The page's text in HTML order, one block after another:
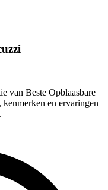
van Beste Opblaasbare
en ervaringen
.